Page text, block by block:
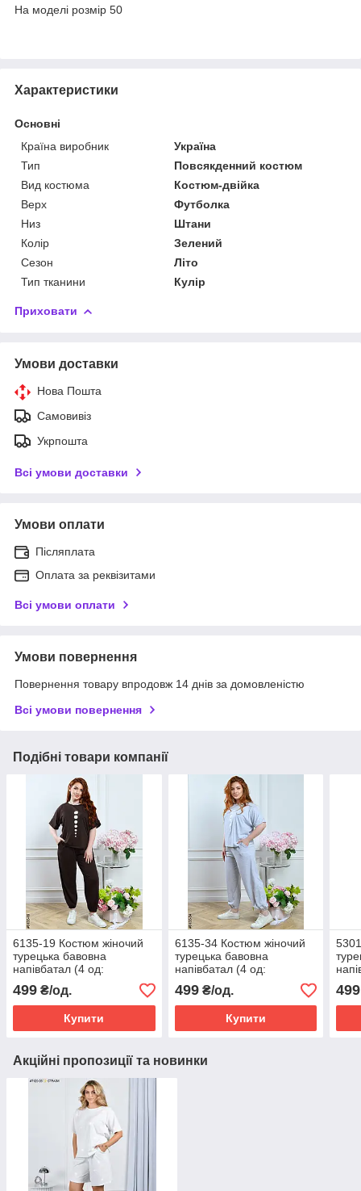
На моделі розмір 50
Характеристики
Основні
Країна виробник
Україна
Тип
Повсякденний костюм
Вид костюма
Костюм-двійка
Верх
Футболка
Низ
Штани
Колір
Зелений
Сезон
Літо
Тип тканини
Кулір
Приховати
Умови доставки
Нова Пошта
Самовивіз
Укрпошта
Всі умови доставки
Умови оплати
Післяплата
Оплата за реквізитами
Всі умови оплати
Умови повернення
Повернення товару впродовж 14 днів за домовленістю
Всі умови повернення
Подібні товари компанії
6135-19 Костюм жіночий
турецька бавовна
напівбатал (4 од:
50,52,54,56)
499 ₴/од.
Купити
6135-34 Костюм жіночий
турецька бавовна
напівбатал (4 од:
50,52,54,56)
499₴/од.
Купити
499
Акційні пропозиції та новинки